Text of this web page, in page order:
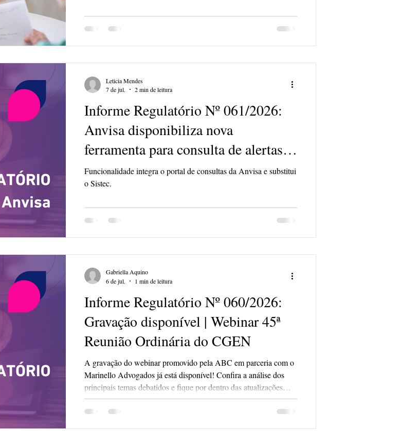
conferência de insumos e embalagens necessários para o lote. •
Suporte na manipulação e mistura de emulsões, shampoos e
Informe Regulatório Nº 061/2026:
Anvisa disponibiliza nova
ferramenta para consulta de alertas
sanitários
Funcionalidade integra o portal de consultas da Anvisa e substitui
o Sistec.
Leticia Mendes
7 de jul.
2 min de leitura
Informe Regulatório Nº 060/2026:
Gravação disponível | Webinar 45ª
Reunião Ordinária do CGEN
A gravação do webinar promovido pela ABC em parceria com o
Marinello Advogados já está disponível! Confira a análise dos
principais temas debatidos e fique por dentro das atualizações
regulatórias mais relevantes para o setor.
Gabriella Aquino
6 de jul.
1 min de leitura